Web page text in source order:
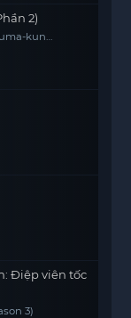
2)
Điệp viên tốc
3)